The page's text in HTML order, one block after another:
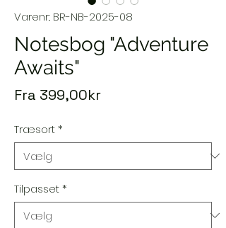
Varenr.: BR-NB-2025-08
Notesbog "Adventure
Awaits"
Fra 399,00krSalgspris
Træsort*
Tilpasset*